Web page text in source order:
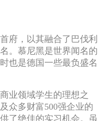
，以其融合了巴伐利
。慕尼黑是世界闻名的
也是德国一些最负盛名
领域学生的理想之
众多财富500强企业的
了绝佳的实习机会。虽